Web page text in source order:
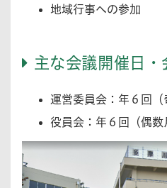
地域行事への参加
主な会議開催日・
運営委員会：年６回（
役員会：年６回（偶数